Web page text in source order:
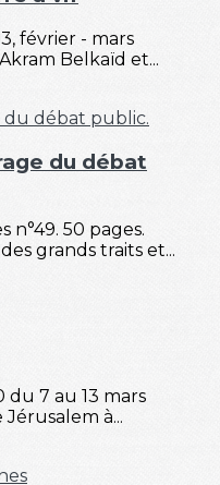
février - mars
Belkaïd et...
du débat
n°49. 50 pages.
grands traits et...
7 au 13 mars
à...